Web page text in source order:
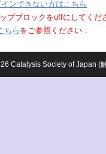
インできない方はこちら
プブロックをoffにしてくだ
ちら をご参照ください．
Catalysis Society of Japan (